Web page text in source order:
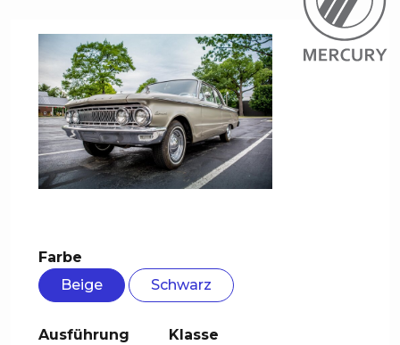
Farbe
Beige
Schwarz
Ausführung
Klasse